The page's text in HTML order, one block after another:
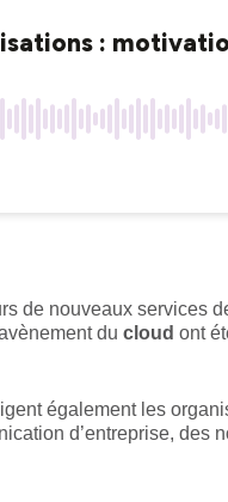
nouveaux services
ducloudont
également les
d’entreprise,